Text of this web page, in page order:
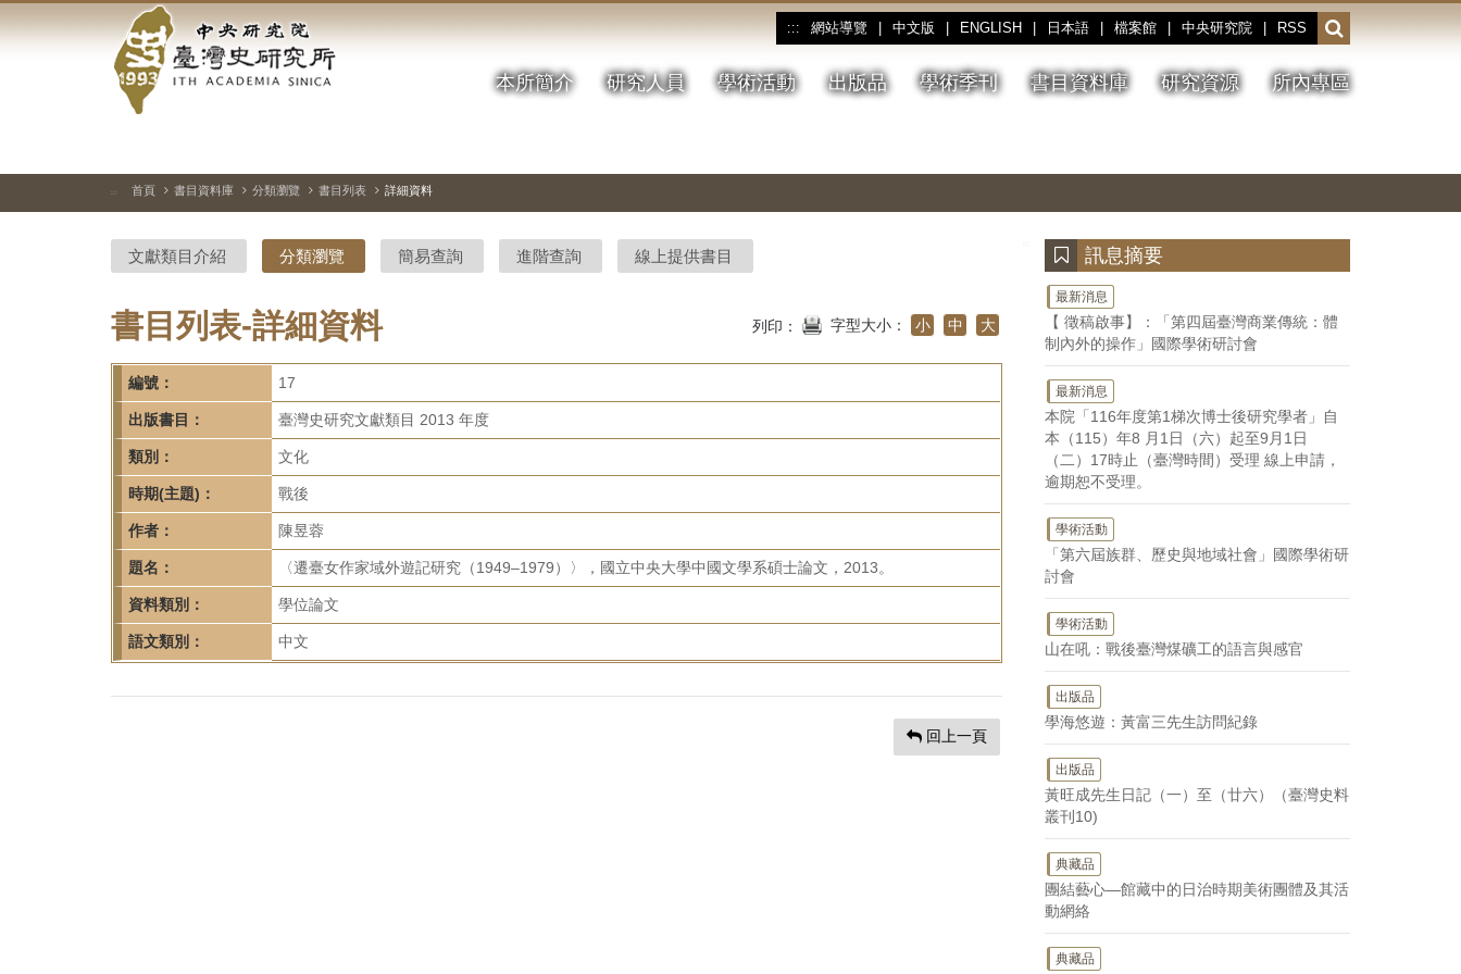
到
中
央
研
院-
臺
灣
史
研
究
所-
首
頁
::: 網站導覽 中文版 ENGLISH 日本語 檔案館 中央研究院 RSS
開
啟
或
收
本所簡介 研究人員 學術活動 出版品 學術季刊 書目資料庫 研究資源 所內專區
停、
圖
圖
結
::: 首頁 書目資料庫 分類瀏覽 書目列表 詳細資料
文獻類目介紹 分類瀏覽 簡易查詢 進階查詢 線上提供書目
書目列表-詳細資料 列印： 字型大小： 小 中 大
編號： 17
出版書目： 臺灣史研究文獻類目 2013 年度
類別： 文化
時期(主題)： 戰後
作者： 陳昱蓉
題名： 〈遷臺女作家域外遊記研究（1949–1979）〉，國立中央大學中國文學系碩士論文，2013。
資料類別： 學位論文
語文類別： 中文
回上一頁
訊息摘要
最新消息
【 徵稿啟事】：「第四屆臺灣商業傳統：體
制內外的操作」國際學術研討會
最新消息
本院「116年度第1梯次博士後研究學者」自
本（115）年8 月1日（六）起至9月1日
（二）17時止（臺灣時間）受理 線上申請，
逾期恕不受理。
學術活動
「第六屆族群、歷史與地域社會」國際學術研
討會
學術活動
山在吼：戰後臺灣煤礦工的語言與感官
出版品
學海悠遊：黃富三先生訪問紀錄
出版品
黃旺成先生日記（一）至（廿六）（臺灣史料
叢刊10)
典藏品
團結藝心—館藏中的日治時期美術團體及其活
動網絡
典藏品